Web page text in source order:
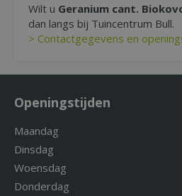
Wilt u Geranium cant.
dan langs bij Tuincentrum Bull.
> Contactgegevens en
Openingstijden
Maandag
Dinsdag
Woensdag
Donderdag